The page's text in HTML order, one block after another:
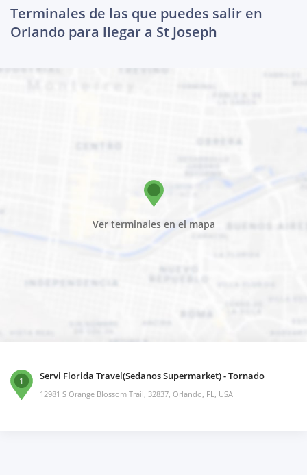
Terminales de las que puedes salir en
Orlando para llegar a St Joseph
Ver terminales en el mapa
1 Servi Florida Travel(Sedanos Supermarket) - Tornado
12981 S Orange Blossom Trail, 32837, Orlando, FL, USA